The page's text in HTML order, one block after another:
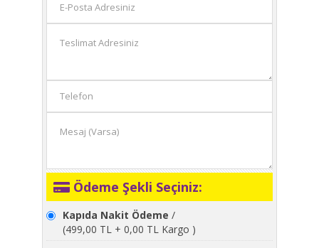
Ödeme Şekli Seçiniz:
Kapıda Nakit Ödeme /
(499,00 TL + 0,00 TL Kargo )